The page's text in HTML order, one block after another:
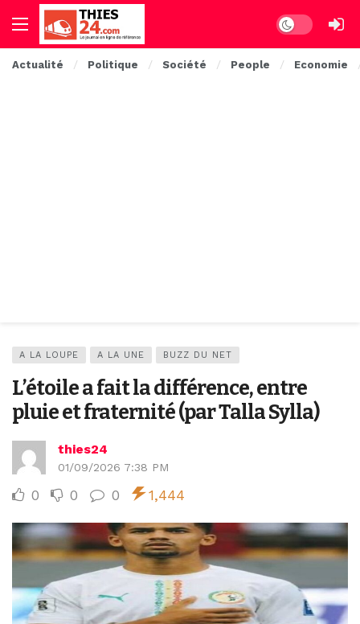
Dark mode
Actualité Politique Société People Economie
A LA LOUPE A LA UNE BUZZ DU NET
L’étoile a fait la différence, entre
pluie et fraternité (par Talla Sylla)
thies24
01/09/2026 7:38 PM
0 0 0 1,444